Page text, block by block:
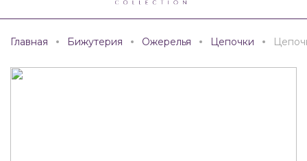
Главная Бижутерия Ожерелья Цепочки